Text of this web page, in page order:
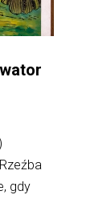
gdy